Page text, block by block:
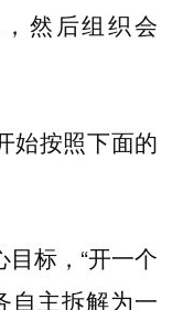
然后组织会
始按照下面的
标，“开一个
自主拆解为一